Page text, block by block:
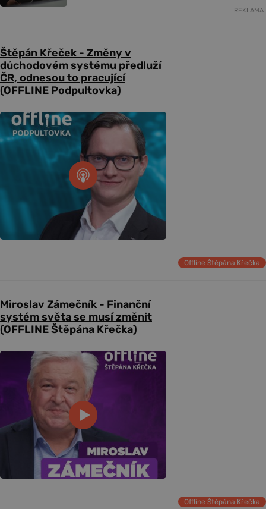
REKLAMA
Štěpán Křeček - Změny v
důchodovém systému předluží
ČR, odnesou to pracující
(OFFLINE Podpultovka)
Offline Štěpána Křečka
Miroslav Zámečník - Finanční
systém světa se musí změnit
(OFFLINE Štěpána Křečka)
Offline Štěpána Křečka